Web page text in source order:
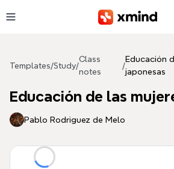
Templates/Study/
Class
notes
/
Educación
japonesas
Educación de las
Pablo Rodriguez de Melo